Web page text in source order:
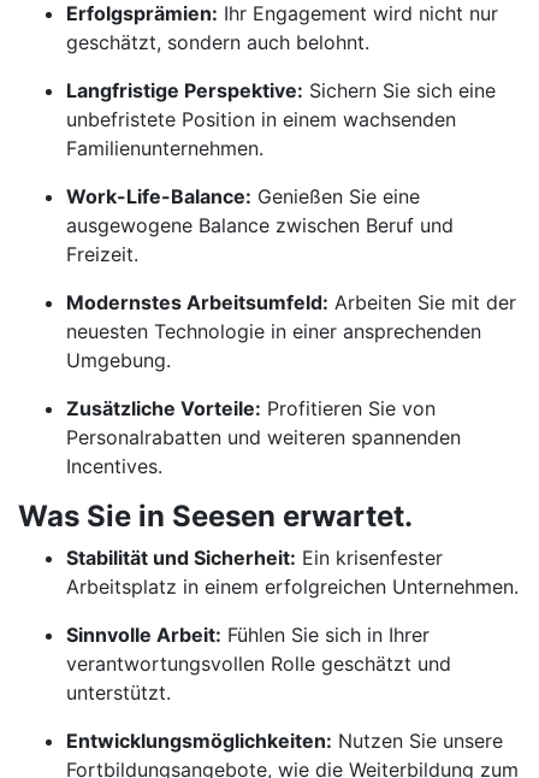
Erfolgsprämien: Ihr Engagement wird nicht nur
geschätzt, sondern auch belohnt.
Langfristige Perspektive: Sichern Sie sich eine
unbefristete Position in einem wachsenden
Familienunternehmen.
Work-Life-Balance: Genießen Sie eine
ausgewogene Balance zwischen Beruf und
Freizeit.
Modernstes Arbeitsumfeld: Arbeiten Sie mit der
neuesten Technologie in einer ansprechenden
Umgebung.
Zusätzliche Vorteile: Profitieren Sie von
Personalrabatten und weiteren spannenden
Incentives.
Was Sie in Seesen erwartet.
Stabilität und Sicherheit: Ein krisenfester
Arbeitsplatz in einem erfolgreichen Unternehmen.
Sinnvolle Arbeit: Fühlen Sie sich in Ihrer
verantwortungsvollen Rolle geschätzt und
unterstützt.
Entwicklungsmöglichkeiten: Nutzen Sie unsere
Fortbildungsangebote, wie die Weiterbildung zum